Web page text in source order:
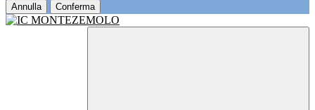
Annulla Conferma